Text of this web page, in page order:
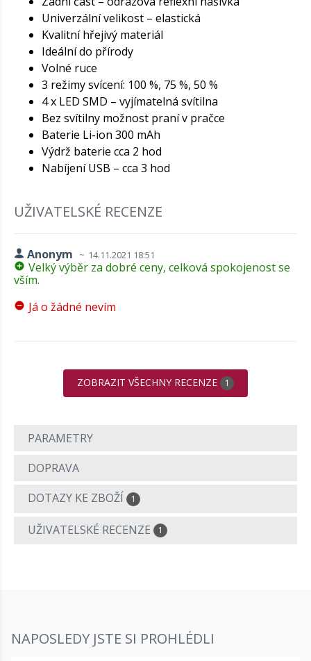
Univerzální velikost – elastická
Kvalitní hřejivý materiál
Ideální do přírody
Volné ruce
3 režimy svícení: 100 %, 75 %, 50 %
4 x LED SMD – vyjímatelná svítilna
Bez svítilny možnost praní v pračce
Baterie Li-ion 300 mAh
Výdrž baterie cca 2 hod
Nabíjení USB – cca 3 hod
UŽIVATELSKÉ RECENZE
Anonym 14.11.2021 18:51
Velký výběr za dobré ceny, celková spokojenost se
vším.
Já o žádné nevím
ZOBRAZIT VŠECHNY RECENZE 1
PARAMETRY
DOPRAVA
DOTAZY KE ZBOŽÍ
1
UŽIVATELSKÉ RECENZE 1
NAPOSLEDY JSTE SI PROHLÉDLI